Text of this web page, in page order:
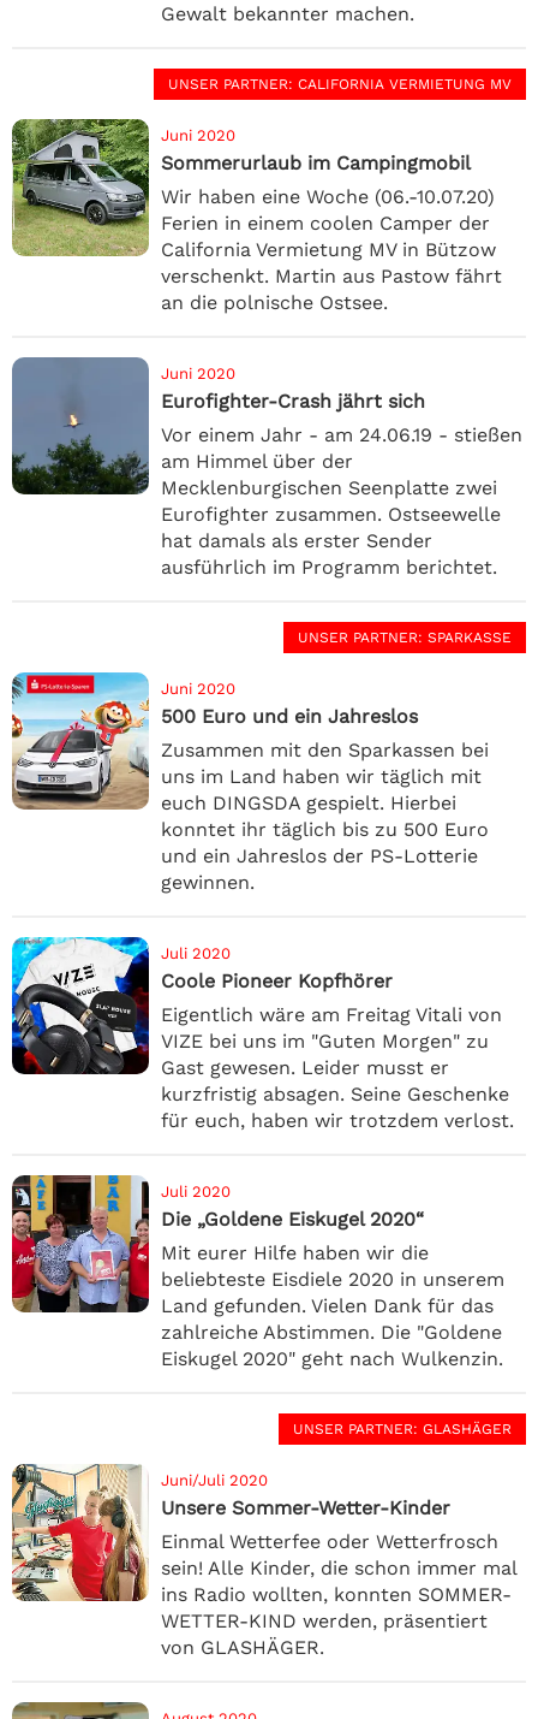
Gewalt bekannter machen.
UNSER PARTNER: CALIFORNIA VERMIETUNG MV
Juni 2020
Sommerurlaub im Campingmobil
Wir haben eine Woche (06.-10.07.20)
Ferien in einem coolen Camper der
California Vermietung MV in Bützow
verschenkt. Martin aus Pastow fährt
an die polnische Ostsee.
Juni 2020
Eurofighter-Crash jährt sich
Vor einem Jahr - am 24.06.19 - stießen
am Himmel über der
Mecklenburgischen Seenplatte zwei
Eurofighter zusammen. Ostseewelle
hat damals als erster Sender
ausführlich im Programm berichtet.
UNSER PARTNER: SPARKASSE
Juni 2020
500 Euro und ein Jahreslos
Zusammen mit den Sparkassen bei
uns im Land haben wir täglich mit
euch DINGSDA gespielt. Hierbei
konntet ihr täglich bis zu 500 Euro
und ein Jahreslos der PS-Lotterie
gewinnen.
Juli 2020
Coole Pioneer Kopfhörer
Eigentlich wäre am Freitag Vitali von
VIZE bei uns im "Guten Morgen" zu
Gast gewesen. Leider musst er
kurzfristig absagen. Seine Geschenke
für euch, haben wir trotzdem verlost.
Juli 2020
Die „Goldene Eiskugel 2020“
Mit eurer Hilfe haben wir die
beliebteste Eisdiele 2020 in unserem
Land gefunden. Vielen Dank für das
zahlreiche Abstimmen. Die "Goldene
Eiskugel 2020" geht nach Wulkenzin.
UNSER PARTNER: GLASHÄGER
Juni/Juli 2020
Unsere Sommer-Wetter-Kinder
Einmal Wetterfee oder Wetterfrosch
sein! Alle Kinder, die schon immer mal
ins Radio wollten, konnten SOMMER-
WETTER-KIND werden, präsentiert
von GLASHÄGER.